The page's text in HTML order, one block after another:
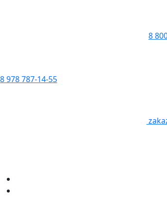
8
8 978 787-14-55